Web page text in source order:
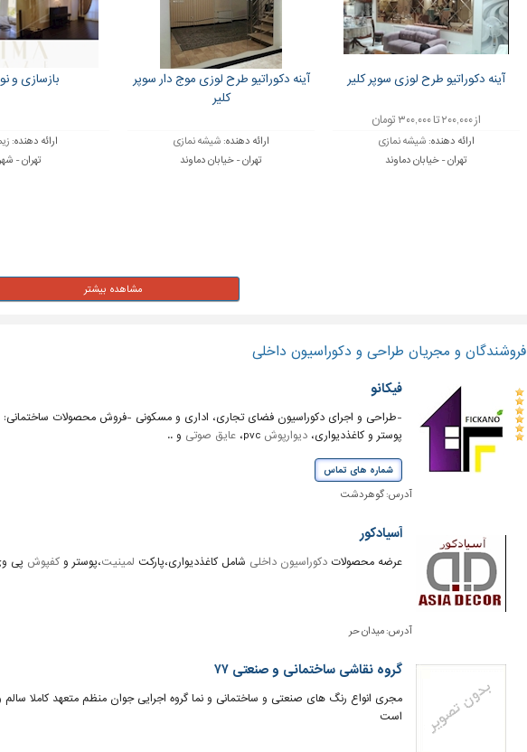
آینه دکوراتیو طرح لوزی سوپر کلیر
از ۲۰۰,۰۰۰ تا ۳۰۰,۰۰۰ تومان
ارائه دهنده: شیشه نمازی
تهران - خیابان دماوند
آینه دکوراتیو طرح لوزی موج دار سوپر
کلیر
ارائه دهنده: شیشه نمازی
تهران - خیابان دماوند
بازسازی و
ارائه دهنده:
تهران -
فروشندگان و مجریان طراحی و دکوراسیون داخلی
فیکانو
-طراحی و اجرای دکوراسیون فضای تجاری، اداری و مسکونی -فروش محصولات ساختمانی:
پوستر و کاغذدیواری، دیوارپوش عایق صوتی و ..
شماره های تماس
آدرس:گوهردشت
آسیادکور
عرضه محصولات دکوراسیون داخلی شامل کاغذدیواری،پارکت لمینیت،پوستر و کفپوش پی
آدرس:میدان حر
گروه نقاشی ساختمانی و صنعتی ۷۷
مجری انواع رنگ های صنعتی و ساختمانی و نما گروه اجرایی جوان منظم متعهد کاملا
است